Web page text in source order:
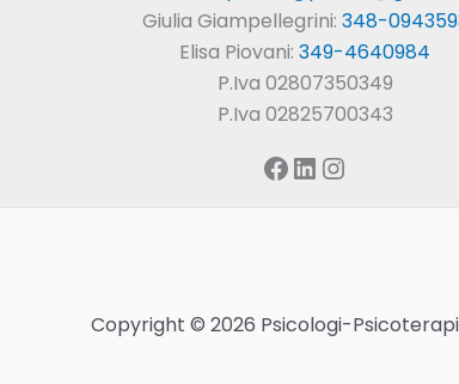
Giulia Giampellegrini: 348-
Elisa Piovani:349-4640984
P.Iva 02807350349
P.Iva 02825700343
Facebook
LinkedIn
Instagram
Copyright © 2026 Psicologi-